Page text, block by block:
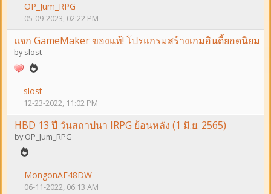
OP_Jum_RPG
05-09-2023, 02:22 PM
แจก GameMaker ของแท้! โปรแกรมสร้างเกมอินดี้ยอดนิยม
byslost
slost
12-23-2022, 11:02 PM
HBD 13 ปี วันสถาปนา IRPG ย้อนหลัง (1 มิ.ย. 2565)
byOP_Jum_RPG
MongonAF48DW
06-11-2022, 06:13 AM